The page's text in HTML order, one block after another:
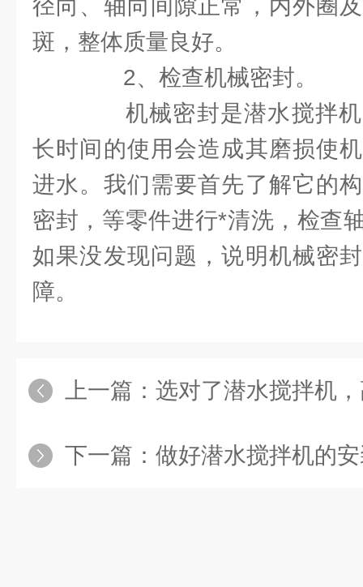
径向、轴向间隙正常，内外圈
斑，整体质量良好。
2、检查机械密封。
机械密封是潜水搅拌机
长时间的使用会造成其磨损使
进水。我们需要首先了解它的
密封，等零件进行*清洗，检查
如果没发现问题，说明机械密
障。
上一篇： 选对了潜水搅拌机，
下一篇： 做好潜水搅拌机的安装，你就